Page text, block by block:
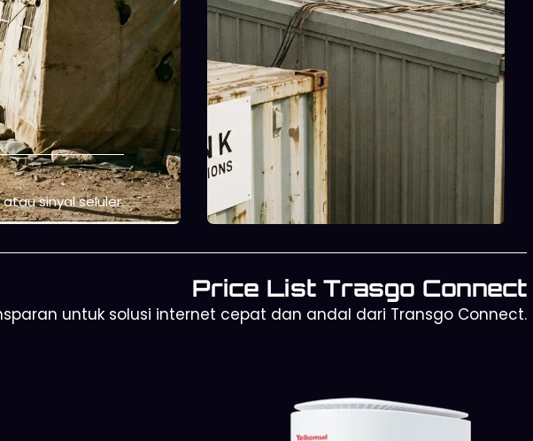
internet andal dan
Price List Trasgo Connect
untuk solusi internet cepat dan andal dari Transgo Connect.